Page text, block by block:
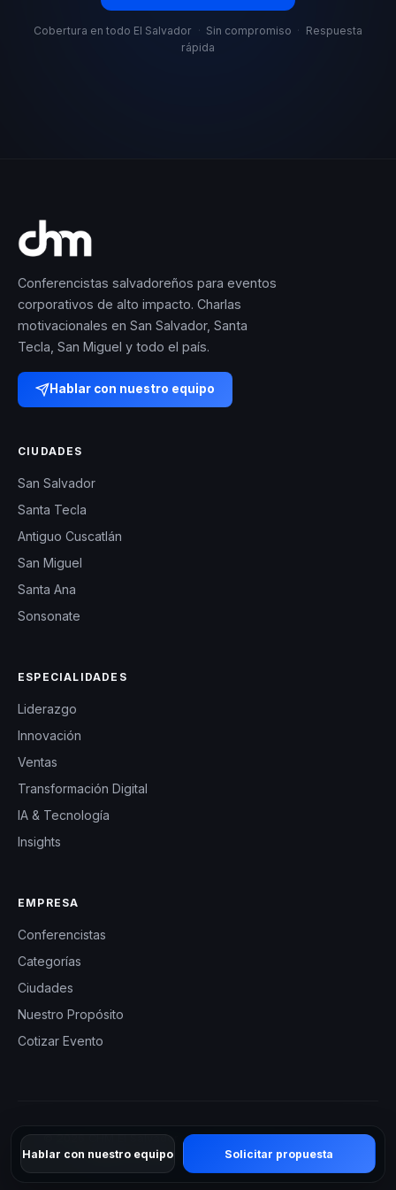
Cobertura en todo El Salvador · Sin compromiso · Respuesta
rápida
Hablar con nuestro equipo Solicitar propuesta
Conferencistas salvadoreños para eventos
corporativos de alto impacto. Charlas
motivacionales en San Salvador, Santa
Tecla, San Miguel y todo el país.
Hablar con nuestro equipo
CIUDADES
San Salvador
Santa Tecla
Antiguo Cuscatlán
San Miguel
Santa Ana
Sonsonate
ESPECIALIDADES
Liderazgo
Innovación
Ventas
Transformación Digital
IA & Tecnología
Insights
EMPRESA
Conferencistas
Categorías
Ciudades
Nuestro Propósito
Cotizar Evento
© 2026 CHM El Salvador — Charlas Motivacionales en El
Salvador. Todos los derechos reservados.